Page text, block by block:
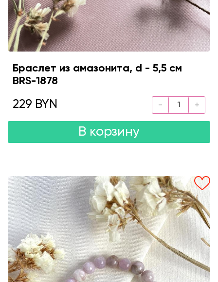
Браслет из амазонита, d - 5,5 см
BRS-1878
229 BYN
В корзину